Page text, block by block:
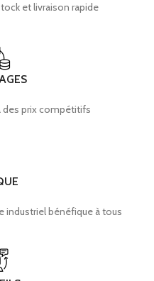
et livraison rapide
des prix compétitifs
industriel bénéfique à tous